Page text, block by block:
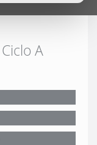
Ciclo A